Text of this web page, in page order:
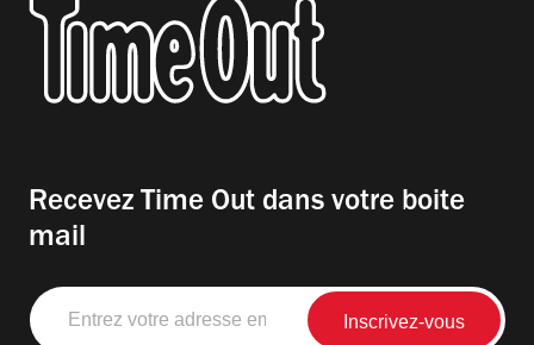
Recevez Time Out dans votre boite
mail
Entrez
votre